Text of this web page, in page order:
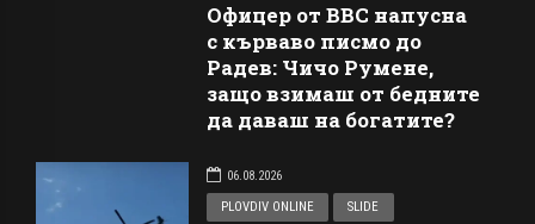
Офицер от ВВС напусна
с кърваво писмо до
Радев: Чичо Румене,
защо взимаш от бедните
да даваш на богатите?
06.08.2026
PLOVDIV ONLINE
SLIDE